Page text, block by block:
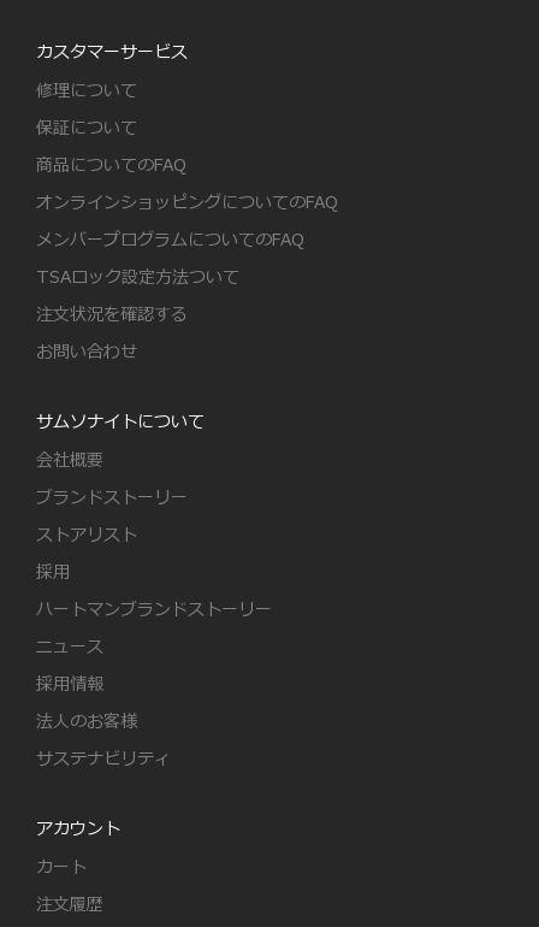
カスタマーサービス
修理について
保証について
商品についてのFAQ
オンラインショッピングについてのFAQ
メンバープログラムについてのFAQ
TSAロック設定方法ついて
注文状況を確認する
お問い合わせ
サムソナイトについて
会社概要
ブランドストーリー
ストアリスト
採用
ハートマンブランドストーリー
ニュース
採用情報
法人のお客様
サステナビリティ
アカウント
カート
注文履歴